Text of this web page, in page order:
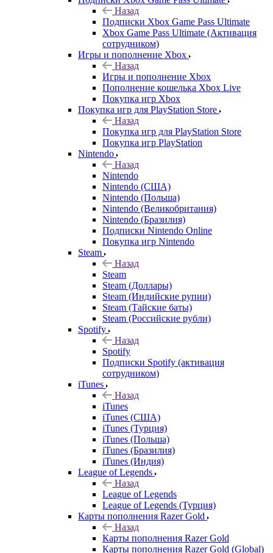
Назад
Подписки Xbox Game Pass Ultimate
Xbox Game Pass Ultimate (Активация
сотрудником)
Игры и пополнение Xbox
Назад
Игры и пополнение Xbox
Пополнение кошелька Xbox Live
Покупка игр Xbox
Покупка игр для PlayStation Store
Назад
Покупка игр для PlayStation Store
Покупка игр PlayStation
Nintendo
Назад
Nintendo
Nintendo (США)
Nintendo (Польша)
Nintendo (Великобритания)
Nintendo (Бразилия)
Подписки Nintendo Online
Покупка игр Nintendo
Steam
Назад
Steam
Steam (Доллары)
Steam (Индийские рупии)
Steam (Тайские баты)
Steam (Российские рубли)
Spotify
Назад
Spotify
Подписки Spotify (активация
сотрудником)
iTunes
Назад
iTunes
iTunes (США)
iTunes (Турция)
iTunes (Польша)
iTunes (Бразилия)
iTunes (Индия)
League of Legends
Назад
League of Legends
League of Legends (Турция)
Карты пополнения Razer Gold
Назад
Карты пополнения Razer Gold
Карты пополнения Razer Gold (Global)